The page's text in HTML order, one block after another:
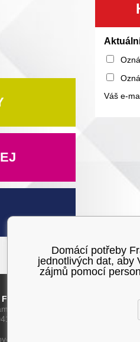
Váš e-
franta.cz
Domácí potřeby
jednotlivých dat, aby
zájmů pomocí